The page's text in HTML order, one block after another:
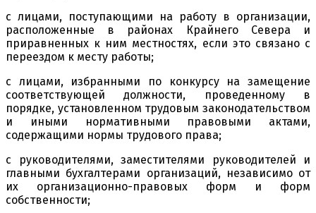
с лицами, поступающими на работу в организации,
расположенные в районах Крайнего Севера и
приравненных к ним местностях, если это связано с
переездом к месту работы;
с лицами, избранными по конкурсу на замещение
соответствующей должности, проведенному в
порядке, установленном трудовым законодательством
и иными нормативными правовыми актами,
содержащими нормы трудового права;
с руководителями, заместителями руководителей и
главными бухгалтерами организаций, независимо от
их организационно-правовых форм и форм
собственности;